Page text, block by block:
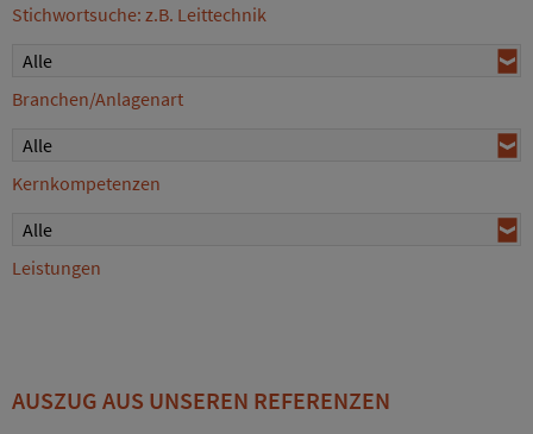
Stichwortsuche: z.B. Leittechnik
Alle
Branchen/Anlagenart
Alle
Kernkompetenzen
Alle
Leistungen
AUSZUG AUS UNSEREN REFERENZEN